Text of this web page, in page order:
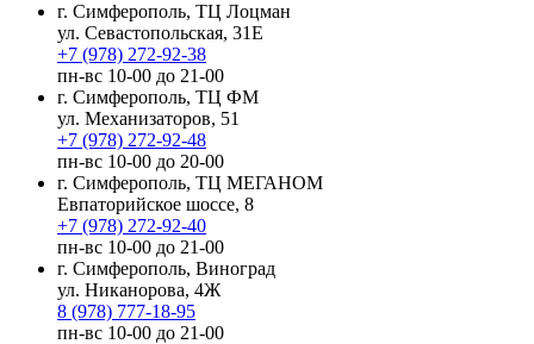
г. Симферополь, ТЦ Лоцман
ул. Севастопольская, 31Е
+7 (978) 272-92-38
пн-вс 10-00 до 21-00
г. Симферополь, ТЦ ФМ
ул. Механизаторов, 51
+7 (978) 272-92-48
пн-вс 10-00 до 20-00
г. Симферополь, ТЦ МЕГАНОМ
Евпаторийское шоссе, 8
+7 (978) 272-92-40
пн-вс 10-00 до 21-00
г. Симферополь, Виноград
ул. Никанорова, 4Ж
8 (978) 777-18-95
пн-вс 10-00 до 21-00